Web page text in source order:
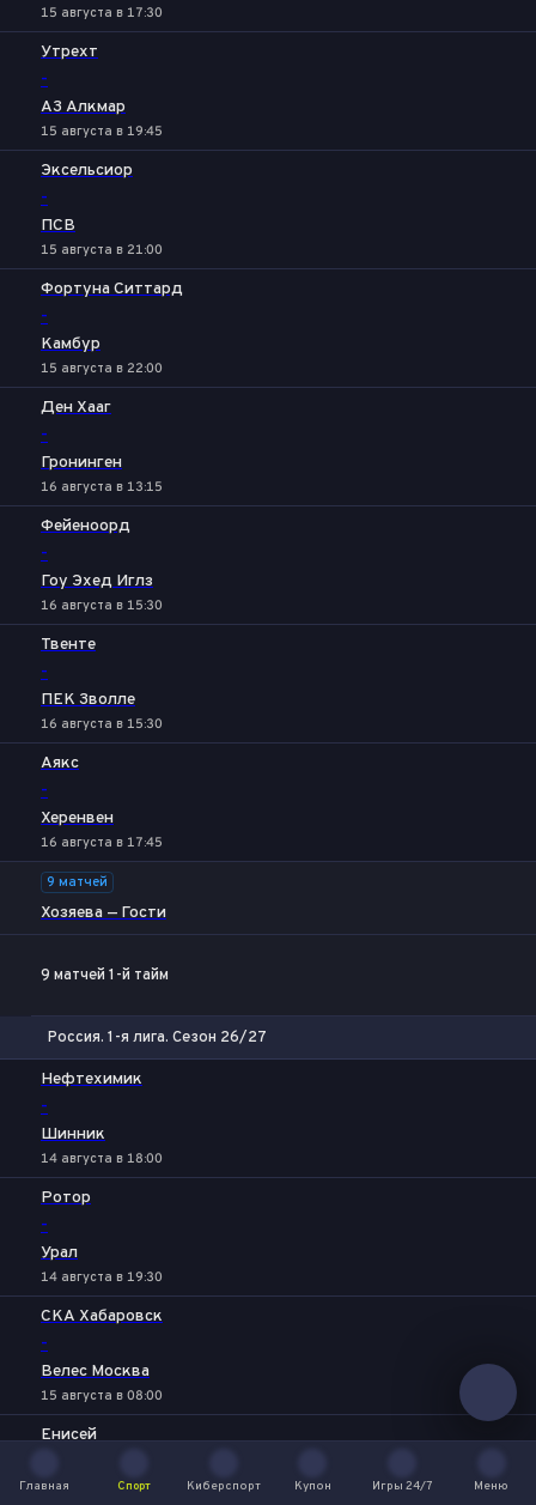
15 августа в 17:30
Утрехт
-
АЗ Алкмар
15 августа в 19:45
Эксельсиор
-
ПСВ
15 августа в 21:00
Фортуна Ситтард
-
Камбур
15 августа в 22:00
Ден Хааг
-
Гронинген
16 августа в 13:15
Фейеноорд
-
Гоу Эхед Иглз
16 августа в 15:30
Твенте
-
ПЕК Зволле
16 августа в 15:30
Аякс
-
Херенвен
16 августа в 17:45
9 матчей
Хозяева — Гости
9 матчей 1-й тайм
Россия. 1-я лига. Сезон 26/27
Нефтехимик
-
Шинник
14 августа в 18:00
Ротор
-
Урал
14 августа в 19:30
СКА Хабаровск
-
Велес Москва
15 августа в 08:00
Енисей
КАМАЗ
Главная
Спорт
Киберспорт
Купон
Игры 24/7
Меню